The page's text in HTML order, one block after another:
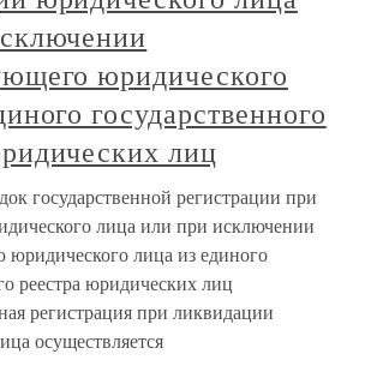
юридического
государственного
лиц
государственной регистрации при
лица или при исключении
юридического лица из единого
реестра юридических лиц
регистрация при ликвидации
осуществляется